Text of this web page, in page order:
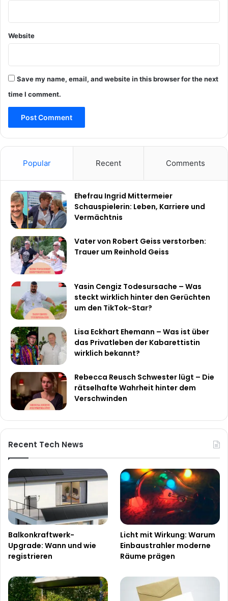
Website
Save my name, email, and website in this browser for the next
time I comment.
Popular Recent Comments
Ehefrau Ingrid Mittermeier
Schauspielerin: Leben, Karriere und
Vermächtnis
Vater von Robert Geiss verstorben:
Trauer um Reinhold Geiss
Yasin Cengiz Todesursache – Was
steckt wirklich hinter den Gerüchten
um den TikTok-Star?
Lisa Eckhart Ehemann – Was ist über
das Privatleben der Kabarettistin
wirklich bekannt?
Rebecca Reusch Schwester lügt – Die
rätselhafte Wahrheit hinter dem
Verschwinden
Recent Tech News
Balkonkraftwerk-
Upgrade: Wann und wie
registrieren
Licht mit Wirkung: Warum
Einbaustrahler moderne
Räume prägen